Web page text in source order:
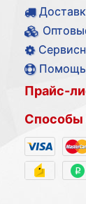
Помощь
Прайс-
Способы